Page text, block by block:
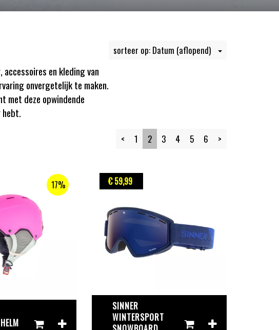
en kleding van
onvergetelijk te maken.
met deze opwindende
sorteer op: Datum (aflopend)
< 1 2 3 4 5 6 >
17% € 59,99
SINNER
WINTERSPORT